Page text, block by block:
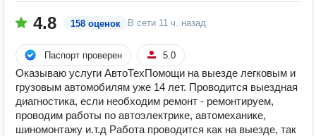
4.8 158 оценок В сети 11 ч. назад
Паспорт проверен 5.0
Оказываю услуги АвтоТехПомощи на выезде легковым и
грузовым автомобилям уже 14 лет. Проводится выездная
диагностика, если необходим ремонт - ремонтируем,
проводим работы по автоэлектрике, автомеханике,
шиномонтажу и.т.д Работа проводится как на выезде, так